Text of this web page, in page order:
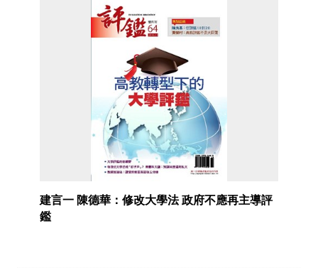
建言一 陳德華：修改大學法 政府不應再主導評
鑑